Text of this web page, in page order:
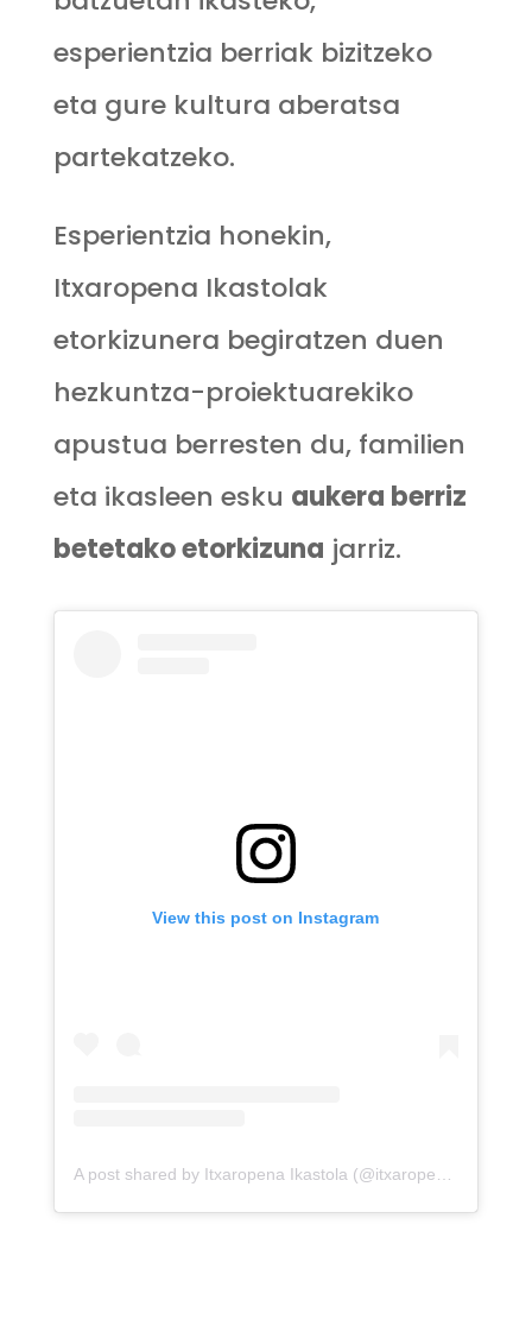
esperientzia berriak bizitzeko
eta gure kultura aberatsa
partekatzeko.
Esperientzia honekin,
Itxaropena Ikastolak
etorkizunera begiratzen duen
hezkuntza-proiektuarekiko
apustua berresten du, familien
eta ikasleen esku aukera berriz
betetako etorkizuna jarriz.
View this post on Instagram